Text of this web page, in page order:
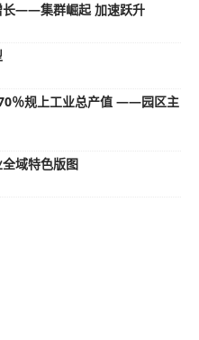
长——集群崛起 加速跃升
％规上工业总产值 ——园区主
域特色版图